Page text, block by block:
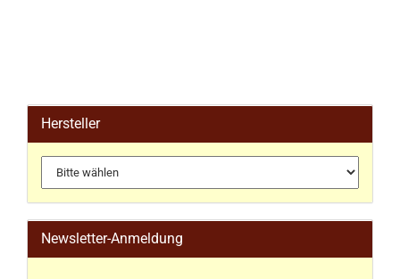
Hersteller
Newsletter-Anmeldung